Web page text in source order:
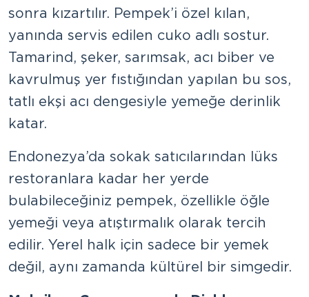
sonra kızartılır. Pempek’i özel kılan,
yanında servis edilen cuko adlı sostur.
Tamarind, şeker, sarımsak, acı biber ve
kavrulmuş yer fıstığından yapılan bu sos,
tatlı ekşi acı dengesiyle yemeğe derinlik
katar.
Endonezya’da sokak satıcılarından lüks
restoranlara kadar her yerde
bulabileceğiniz pempek, özellikle öğle
yemeği veya atıştırmalık olarak tercih
edilir. Yerel halk için sadece bir yemek
değil, aynı zamanda kültürel bir simgedir.